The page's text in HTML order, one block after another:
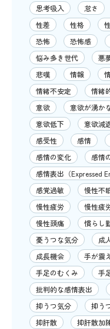
思考吸入
怠さ
性差
性格
恐怖
恐怖感
悩み多き世代
悪
悲嘆
情報
情緒不安定
情緒
意欲
意欲が湧か
意欲低下
意欲減
感受性
感情
感情の変化
感情
感情表出（Expressed
感覚過敏
慢性不
慢性疲労
慢性疲
慢性頭痛
慣らし
憂うつな気分
成
成長機会
手が震
手足のむくみ
手
批判的な感情表出
抑うつ気分
抑う
抑肝散
抑肝散加